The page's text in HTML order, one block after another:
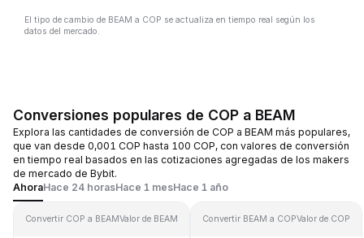
El tipo de cambio de BEAM a COP se actualiza en tiempo real según los
datos del mercado.
Conversiones populares de COP a BEAM
Explora las cantidades de conversión de COP a BEAM más populares,
que van desde 0,001 COP hasta 100 COP, con valores de conversión
en tiempo real basados en las cotizaciones agregadas de los makers
de mercado de Bybit.
AhoraHace 24 horasHace 1 mesHace 1 año
Convertir COP a BEAMValor de BEAM Convertir BEAM a COPValor de COP